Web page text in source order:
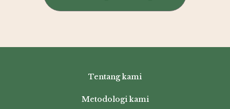
Tentang kami
Metodologi kami